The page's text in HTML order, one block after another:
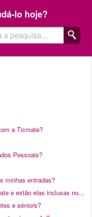
lo hoje?
a Ticmate?
Pessoais?
minhas entradas?
Quais taxas são cobradas pela Ticmate e estão elas inclusas no preço das entradas?
e séniors?